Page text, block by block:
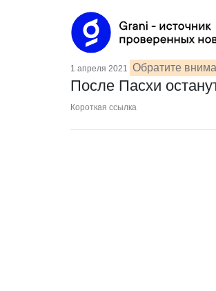
1 апреля 2021 Обратите
После Пасхи
Короткая ссылка